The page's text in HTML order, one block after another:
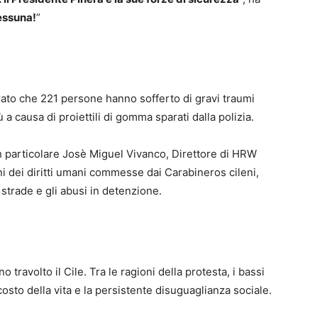
”
che 221 persone hanno sofferto di gravi traumi
causa di proiettili di gomma sparati dalla polizia.
particolare Josè Miguel Vivanco, Direttore di HRW
dei diritti umani commesse dai Carabineros cileni,
e gli abusi in detenzione.
travolto il Cile. Tra le ragioni della protesta, i bassi
della vita e la persistente disuguaglianza sociale.